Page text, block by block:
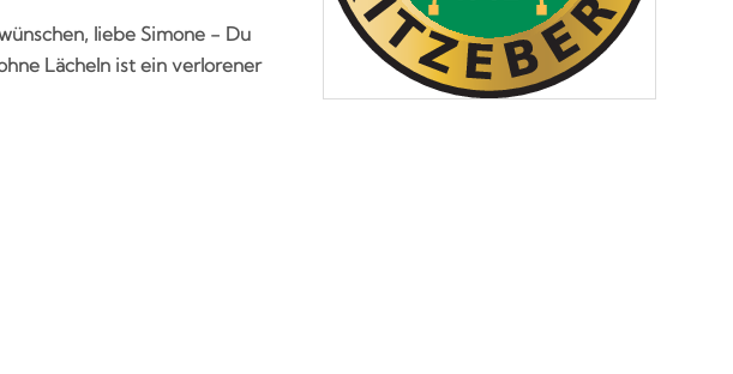
liebe Simone - Du
Lächeln ist ein verlorener